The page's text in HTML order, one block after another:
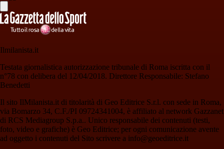
Ilmilanista.it
Testata giornalistica autorizzazione tribunale di Roma iscritta con il
n°78 con delibera del 12/04/2018. Direttore Responsabile: Stefano
Benedetti
Il sito IlMilanista.it di titolarità di Geo Editrice S.r.l. con sede in Roma,
via Bomarzo 34, C.F./PI 09724341004, è affiliato al network Gazzanet
di RCS Mediagroup S.p.a.. Unico responsabile dei contenuti (testi,
foto, video e grafiche) è Geo Editrice; per ogni comunicazione avente
ad oggetto i contenuti del Sito scrivere a info@geoeditrice.it